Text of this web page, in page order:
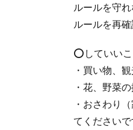
ルールを守
ルールを再
⭕️していい
・買い物、
・花、野菜
・おさわり
てください